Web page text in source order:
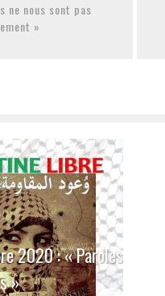
ne nous sont pas
»
2020 : « Paroles
»